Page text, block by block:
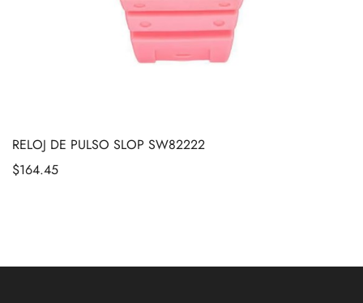
RELOJ DE PULSO SLOP SW82222
$164.45